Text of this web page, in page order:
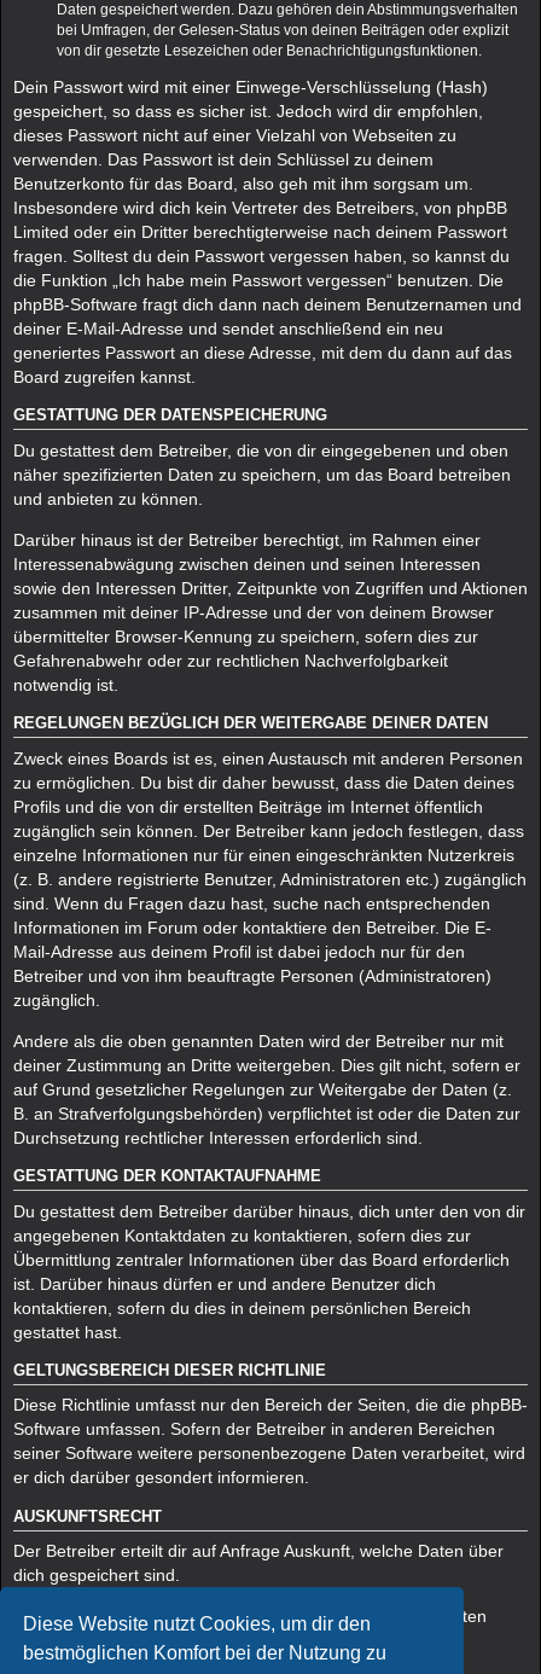
Diese Website nutzt Cookies, um dir den
bestmöglichen Komfort bei der Nutzung zu
Daten gespeichert werden. Dazu gehören dein Abstimmungsverhalten
bei Umfragen, der Gelesen-Status von deinen Beiträgen oder explizit
von dir gesetzte Lesezeichen oder Benachrichtigungsfunktionen.
Dein Passwort wird mit einer Einwege-Verschlüsselung (Hash)
gespeichert, so dass es sicher ist. Jedoch wird dir empfohlen,
dieses Passwort nicht auf einer Vielzahl von Webseiten zu
verwenden. Das Passwort ist dein Schlüssel zu deinem
Benutzerkonto für das Board, also geh mit ihm sorgsam um.
Insbesondere wird dich kein Vertreter des Betreibers, von phpBB
Limited oder ein Dritter berechtigterweise nach deinem Passwort
fragen. Solltest du dein Passwort vergessen haben, so kannst du
die Funktion „Ich habe mein Passwort vergessen“ benutzen. Die
phpBB-Software fragt dich dann nach deinem Benutzernamen und
deiner E-Mail-Adresse und sendet anschließend ein neu
generiertes Passwort an diese Adresse, mit dem du dann auf das
Board zugreifen kannst.
GESTATTUNG DER DATENSPEICHERUNG
Du gestattest dem Betreiber, die von dir eingegebenen und oben
näher spezifizierten Daten zu speichern, um das Board betreiben
und anbieten zu können.
Darüber hinaus ist der Betreiber berechtigt, im Rahmen einer
Interessenabwägung zwischen deinen und seinen Interessen
sowie den Interessen Dritter, Zeitpunkte von Zugriffen und Aktionen
zusammen mit deiner IP-Adresse und der von deinem Browser
übermittelter Browser-Kennung zu speichern, sofern dies zur
Gefahrenabwehr oder zur rechtlichen Nachverfolgbarkeit
notwendig ist.
REGELUNGEN BEZÜGLICH DER WEITERGABE DEINER DATEN
Zweck eines Boards ist es, einen Austausch mit anderen Personen
zu ermöglichen. Du bist dir daher bewusst, dass die Daten deines
Profils und die von dir erstellten Beiträge im Internet öffentlich
zugänglich sein können. Der Betreiber kann jedoch festlegen, dass
einzelne Informationen nur für einen eingeschränkten Nutzerkreis
(z. B. andere registrierte Benutzer, Administratoren etc.) zugänglich
sind. Wenn du Fragen dazu hast, suche nach entsprechenden
Informationen im Forum oder kontaktiere den Betreiber. Die E-
Mail-Adresse aus deinem Profil ist dabei jedoch nur für den
Betreiber und von ihm beauftragte Personen (Administratoren)
zugänglich.
Andere als die oben genannten Daten wird der Betreiber nur mit
deiner Zustimmung an Dritte weitergeben. Dies gilt nicht, sofern er
auf Grund gesetzlicher Regelungen zur Weitergabe der Daten (z.
B. an Strafverfolgungsbehörden) verpflichtet ist oder die Daten zur
Durchsetzung rechtlicher Interessen erforderlich sind.
GESTATTUNG DER KONTAKTAUFNAHME
Du gestattest dem Betreiber darüber hinaus, dich unter den von dir
angegebenen Kontaktdaten zu kontaktieren, sofern dies zur
Übermittlung zentraler Informationen über das Board erforderlich
ist. Darüber hinaus dürfen er und andere Benutzer dich
kontaktieren, sofern du dies in deinem persönlichen Bereich
gestattet hast.
GELTUNGSBEREICH DIESER RICHTLINIE
Diese Richtlinie umfasst nur den Bereich der Seiten, die die phpBB-
Software umfassen. Sofern der Betreiber in anderen Bereichen
seiner Software weitere personenbezogene Daten verarbeitet, wird
er dich darüber gesondert informieren.
AUSKUNFTSRECHT
Der Betreiber erteilt dir auf Anfrage Auskunft, welche Daten über
dich gespeichert sind.
Du kannst jederzeit die Löschung bzw. Sperrung deiner Daten
verlangen. Kontaktiere hierzu bitte den Betreiber.